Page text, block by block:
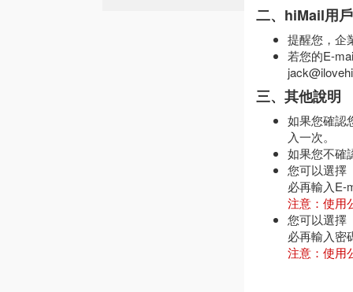
二、hiMail用戶
提醒您，企
若您的E-
三、其他說明
如果您確認
入一次。
如果您不確
您可以選擇
必再輸入E-
注意：使用
您可以選擇
必再輸入密
注意：使用